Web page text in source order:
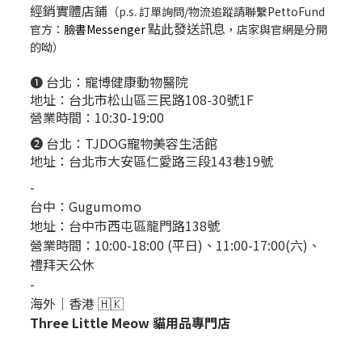
經銷實體店鋪 （p.s. 訂單詢問/物流追蹤請聯繫PettoFund
官方： 臉書Messenger點此發送訊息 ，店家與官網是分開
的呦）
❶ 台北： 寵博健康動物醫院
地址：台北市松山區三民路108-30號1F
營業時間：10:30-19:00
❷ 台北： TJDOG寵物美容生活館
地址：台北市大安區仁愛路三段143巷19號
-
台中： Gugumomo
地址： 台中市西屯區龍門路138號
營業時間：10:00-18:00 (平日)、11:00-17:00(六)、
禮拜天公休
-
海外｜香港 🇭🇰
Three Little Meow 貓用品專門店